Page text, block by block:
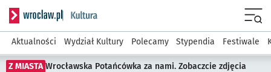
Serwis informacyjny wroclaw.pl podserwis: Kultura
Aktualności Wydział Kultury Polecamy Stypendia Festiwale
Z MIASTA Wrocławska Potańcówka za nami. Zobaczcie zdjęcia